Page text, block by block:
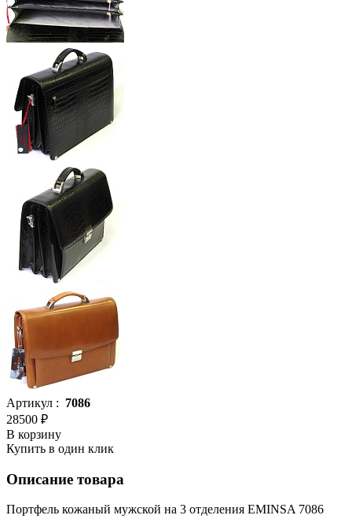
Артикул : 7086
28500 ₽
В корзину
Купить в один клик
Описание товара
Портфель кожаный мужской на 3 отделения EMINSA 7086